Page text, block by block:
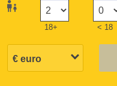
18+ < 18